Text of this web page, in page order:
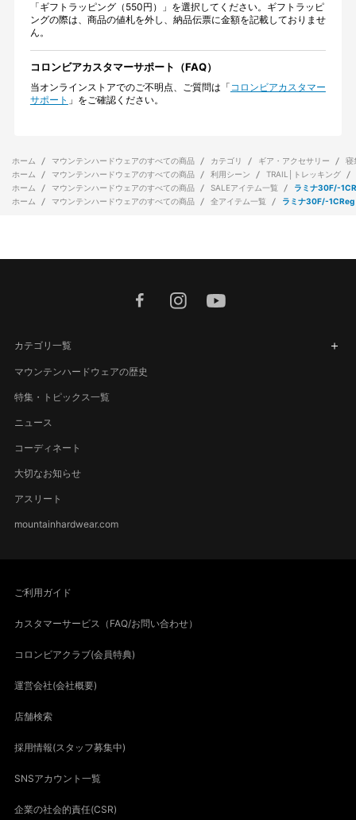
「ギフトラッピング（550円）」を選択してください。ギフトラッピ
ングの際は、商品の値札を外し、納品伝票に金額を記載しておりませ
ん。
コロンビアカスタマーサポート（FAQ）
当オンラインストアでのご不明点、ご質問は「コロンビアカスタマー
サポート 」をご確認ください。
ホーム マウンテンハードウェアのすべての商品 カテゴリ ギア・アクセサリー
寝
ホーム
マウンテンハードウェアのすべての商品 利用シーン
TRAIL│トレッキング
ホーム
マウンテンハードウェアのすべての商品 SALEアイテム一覧
ラミナ30F/-
ホーム
マウンテンハードウェアのすべての商品 全アイテム一覧 ラミナ30F/-1CReg
facebookinstagram
カテゴリ一覧
マウンテンハードウェアの歴史
特集・トピックス一覧
ニュース
コーディネート
大切なお知らせ
アスリート
mountainhardwear.com
ご利用ガイド
カスタマーサービス（FAQ/お問い合わせ）
コロンビアクラブ(会員特典)
運営会社(会社概要)
店舗検索
採用情報(スタッフ募集中)
SNSアカウント一覧
企業の社会的責任(CSR)